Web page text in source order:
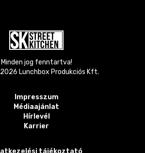
Minden jog fenntartva!
2026 Lunchbox Produkciós Kft.
Impresszum
Médiaajánlat
Hírlevél
Karrier